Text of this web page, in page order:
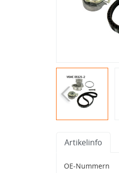
Artikelinfo
OE-Nummern